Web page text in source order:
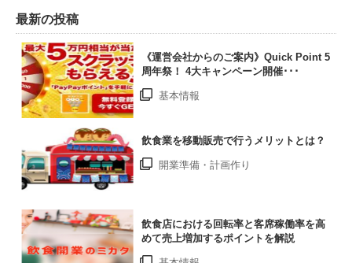
最新の投稿
《運営会社からのご案内》Quick Point 5
周年祭！ 4大キャンペーン開催･･･
基本情報
飲食業を移動販売で行うメリットとは？
開業準備・計画作り
飲食店における回転率と客席稼働率を高
めて売上増加するポイントを解説